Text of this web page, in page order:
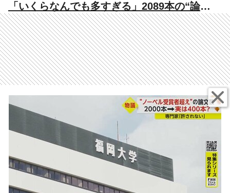
「いくらなんでも多すぎる」2089本の“論
文”仰天内容 学会報告あとがきに「街並みが
素敵」…水増し疑惑の大学トップ直撃